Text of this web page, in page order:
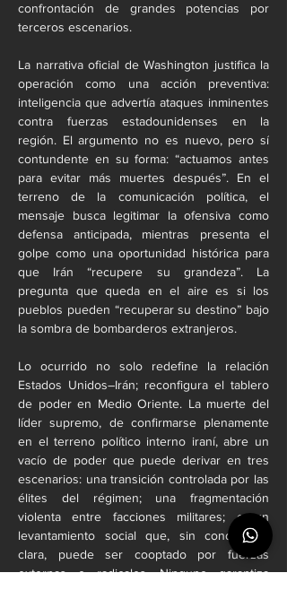
confrontación de grandes potencias por
terceros escenarios.
La narrativa oficial de Washington justifica la
operación como una acción preventiva:
inteligencia que advertía ataques inminentes
contra fuerzas estadounidenses en la
región. El argumento no es nuevo, pero sí
contundente en su forma: “actuamos antes
para evitar más muertes después”. En el
terreno de la comunicación política, el
mensaje busca legitimar la ofensiva como
defensa anticipada, mientras presenta el
golpe como una oportunidad histórica para
que Irán “recupere su grandeza”. La
pregunta que queda en el aire es si los
pueblos pueden “recuperar su destino” bajo
la sombra de bombarderos extranjeros.
Lo ocurrido no solo redefine la relación
Estados Unidos–Irán; reconfigura el tablero
de poder en Medio Oriente. La muerte del
líder supremo, de confirmarse plenamente
en el terreno político interno iraní, abre un
vacío de poder que puede derivar en tres
escenarios: una transición controlada por las
élites del régimen; una fragmentación
violenta entre facciones militares; o un
levantamiento social que, sin conducción
clara, puede ser cooptado por fuerzas
externas o radicales. Ninguno garantiza